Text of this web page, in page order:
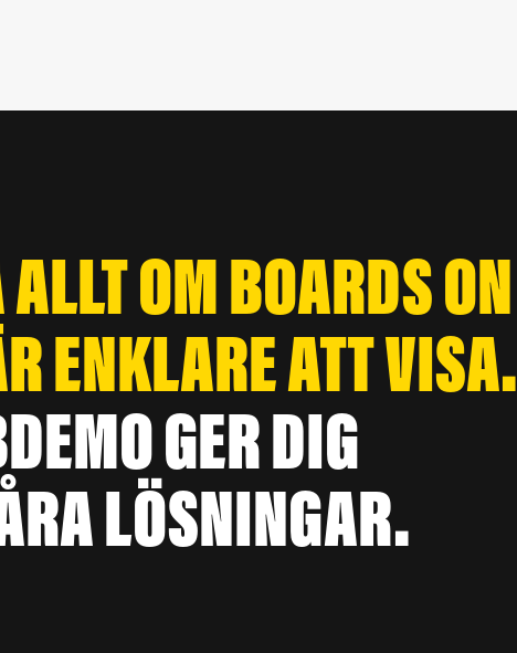
OM BOARDS ON
ENKLARE ATT VISA.
GER DIG
LÖSNINGAR.